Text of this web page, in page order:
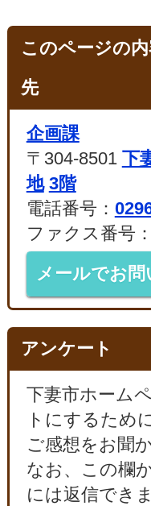
このページの
先
企画課
〒304-8501 下
地 3階
電話番号：
ファクス番号
メールでお
アンケート
下妻市ホーム
トにするため
ご感想をお聞
なお、この欄
には返信でき